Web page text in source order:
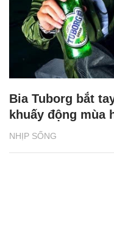
NHỊP SỐNG
Bia Tuborg bắt
khuấy động mùa